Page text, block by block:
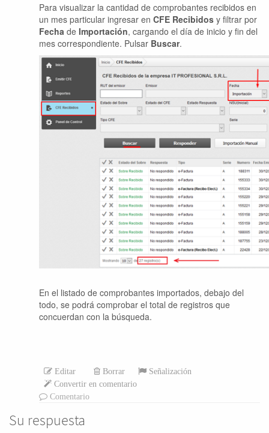
Para visualizar la cantidad de comprobantes recibidos en
un mes particular ingresar en CFE Recibidos y filtrar por
Fecha de Importación, cargando el día de inicio y fin del
mes correspondiente. Pulsar Buscar.
En el listado de comprobantes importados, debajo del
todo, se podrá comprobar el total de registros que
concuerdan con la búsqueda.
Editar Borrar
Señalización
Convertir en comentario
Comentario
Su respuesta